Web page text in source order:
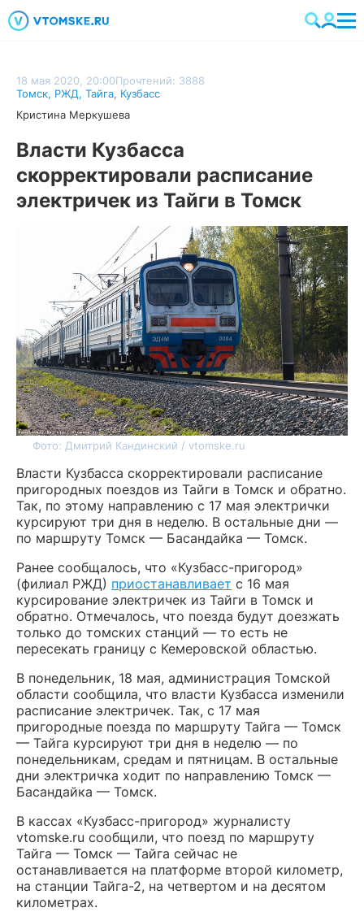
18 мая 2020, 20:00Прочтений: 3888
Томск, РЖД, Тайга, Кузбасс
Кристина Меркушева
Власти Кузбасса
скорректировали расписание
электричек из Тайги в Томск
Фото: Дмитрий Кандинский / vtomske.ru
Власти Кузбасса скорректировали расписание
пригородных поездов из Тайги в Томск и обратно.
Так, по этому направлению с 17 мая электрички
курсируют три дня в неделю. В остальные дни —
по маршруту Томск — Басандайка — Томск.
Ранее сообщалось, что «Кузбасс-пригород»
(филиал РЖД) приостанавливает с 16 мая
курсирование электричек из Тайги в Томск и
обратно. Отмечалось, что поезда будут доезжать
только до томских станций — то есть не
пересекать границу с Кемеровской областью.
В понедельник, 18 мая, администрация Томской
области сообщила, что власти Кузбасса изменили
расписание электричек. Так, с 17 мая
пригородные поезда по маршруту Тайга — Томск
— Тайга курсируют три дня в неделю — по
понедельникам, средам и пятницам. В остальные
дни электричка ходит по направлению Томск —
Басандайка — Томск.
В кассах «Кузбасс-пригород» журналисту
vtomske.ru сообщили, что поезд по маршруту
Тайга — Томск — Тайга сейчас не
останавливается на платформе второй километр,
на станции Тайга-2, на четвертом и на десятом
километрах.